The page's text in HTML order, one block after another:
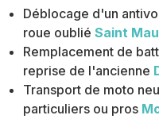
Déblocage d'un
roue oublié Saint
Remplacement de
reprise de l'ancienne
Transport de moto
particuliers ou pros